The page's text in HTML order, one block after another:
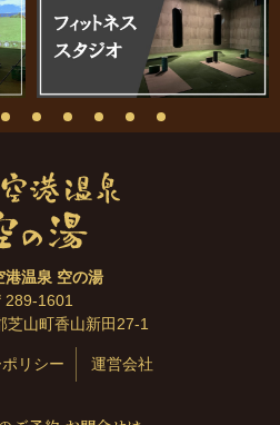
港温泉 空の湯
289-1601
芝山町香山新田27-1
リシー 運営会社